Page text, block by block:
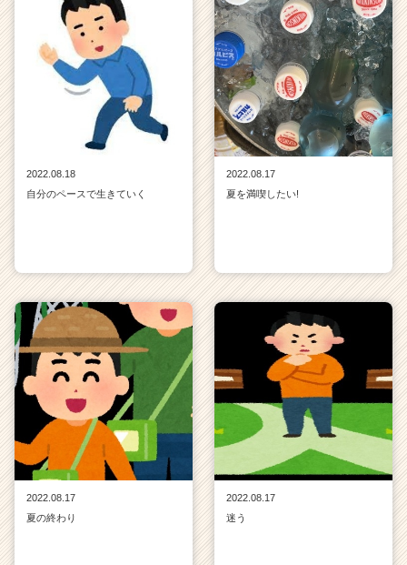
2022.08.18
自分のペースで生きていく
2022.08.17
夏を満喫したい!
2022.08.17
夏の終わり
2022.08.17
迷う